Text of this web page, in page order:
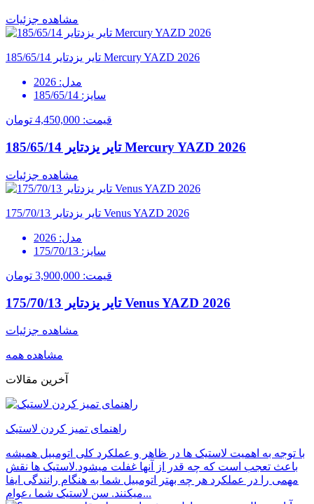
مشاهده جزئیات
تایر یزدتایر 185/65/14 Mercury YAZD 2026
مدل: 2026
سایز: 185/65/14
قیمت: 4,450,000 تومان
تایر یزدتایر 185/65/14 Mercury YAZD 2026
مشاهده جزئیات
تایر یزدتایر 175/70/13 Venus YAZD 2026
مدل: 2026
سایز: 175/70/13
قیمت: 3,900,000 تومان
تایر یزدتایر 175/70/13 Venus YAZD 2026
مشاهده جزئیات
مشاهده همه
آخرین مقالات
راهنمای تمیز کردن لاستیک
با توجه به اهمیت لاستیک ها در ظاهر و عملکرد کلی اتومبیل همیشه
باعث تعجب است که چه قدر از آنها غفلت میشود.لاستیک ها نقش
مهمی را در عملکرد هر چه بهتر اتومبیل شما به هنگام رانندگی ایفا
میکنند. سن لاستیک شما ،عوام...